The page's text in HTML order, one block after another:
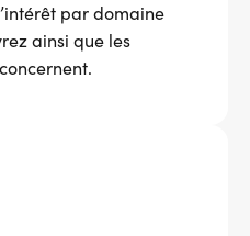
par domaine
ainsi que les